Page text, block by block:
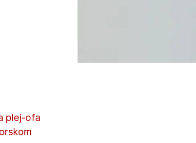
plej-ofa